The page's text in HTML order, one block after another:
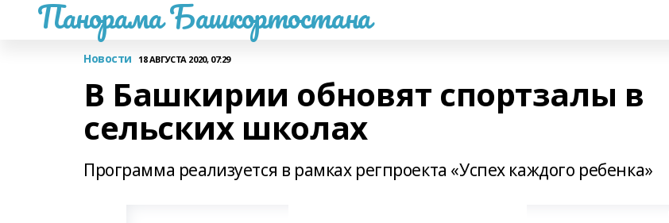
Панорама Башкортостана
Новости 18 АВГУСТА 2020, 07:29
В Башкирии обновят спортзалы в
сельских школах
Программа реализуется в рамках регпроекта «Успех каждого ребенка»